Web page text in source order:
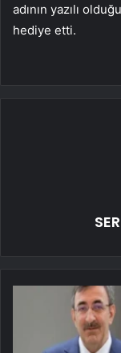
adının yazılı
hediye etti.